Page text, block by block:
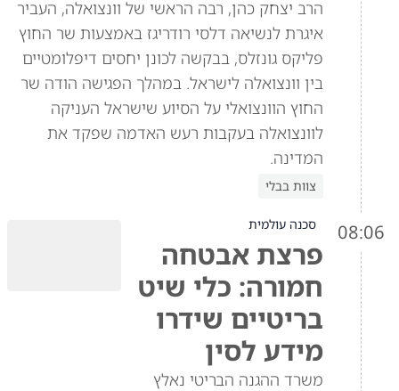
הרב יצחק כהן, רבה הראשי של וונצואלה, העביר
איגרת לנשיאה דלסי רודריגז באמצעות שר החוץ
פליקס גונזלס, בבקשה לכונן יחסים דיפלומטיים
בין וונצואלה לישראל. במהלך הפגישה הודה שר
החוץ הוונצואלי על הסיוע שישראל העניקה
לוונצואלה בעקבות רעש האדמה שפקד את
המדינה.
צוות בבלי
08:06 סכנה עולמית
פרצת אבטחה
חמורה: כלי שיט
בריטיים שידרו
מידע לסין
משרד ההגנה הבריטי נאלץ